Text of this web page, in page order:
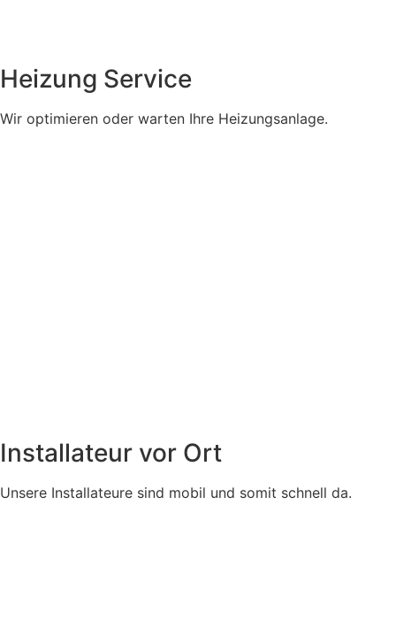
Heizung Service
Wir optimieren oder warten Ihre Heizungsanlage.
Installateur vor Ort
Unsere Installateure sind mobil und somit schnell da.